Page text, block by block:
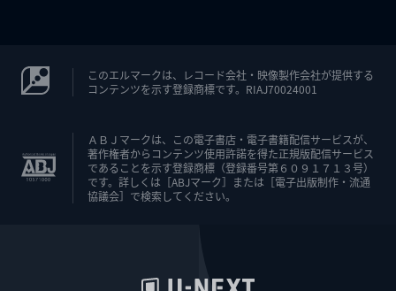
このエルマークは、レコード会社・映像製作会社が提供する
コンテンツを示す登録商標です。RIAJ70024001
ＡＢＪマークは、この電子書店・電子書籍配信サービスが、
著作権者からコンテンツ使用許諾を得た正規版配信サービス
であることを示す登録商標（登録番号第６０９１７１３号）
です。詳しくは［ABJマーク］または［電子出版制作・流通
協議会］で検索してください。